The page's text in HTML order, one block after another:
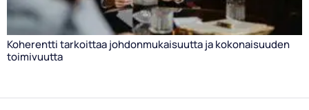
Koherentti tarkoittaa johdonmukaisuutta ja kokonaisuuden
toimivuutta